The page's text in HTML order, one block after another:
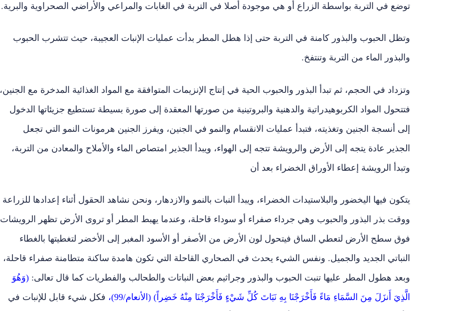
توضع في التربة بواسطة الزراع أو هي موجودة أصلا في التربة في الغابات والمراعي والأراضي الصحراوية والبرية.
وتظل الحبوب والبذور كامنة في التربة حتى إذا هطل المطر بدأت عمليات الإنبات العجيبة، حيث تتشرب الحبوب
والبذور الماء من التربة وتنتفخ.
وتزداد في الحجم، ثم تبدأ البذور والحبوب الحية في إنتاج الإنزيمات المتوافقة مع المواد الغذائية المدخرة مع الجنين،
فتتحول المواد الكربوهيدراتية والدهنية والبروتينية من صورتها المعقدة إلى صورة بسيطة تستطيع جزيئاتها الدخول
إلى أنسجة الجنين وتغذيته، فتبدأ عمليات الانقسام والنمو في الجنين، ويفرز الجنين هرمونات النمو التي تجعل
الجذير عادة يتجه إلى الأرض والرويشة تتجه إلى الهواء، ويبدأ الجذير امتصاص الماء والأملاح والمعادن من التربة،
وتبدأ الرويشة إعطاء الأوراق الخضراء بعد أن
يتكون فيها اليخضور والبلاستيدات الخضراء، ويبدأ النبات بالنمو والازدهار، ونحن نشاهد الحقول أثناء إعدادها للزراعة
ووقت بذر البذور والحبوب وهي جرداء صفراء أو سوداء قاحلة، وعندما يهبط المطر أو تروى الأرض تظهر الرويشات
فوق سطح الأرض لتعطي الساق فيتحول لون الأرض من الأصفر أو الأسود المغبر إلى الأخضر لتغطيتها بالغطاء
النباتي الجديد والجميل. ونفس الشيء يحدث في الصحاري القاحلة التي تكون هامدة ساكنة متطامنة صفراء قاحلة،
وبعد هطول المطر عليها تنبت الحبوب والبذور وجراثيم بعض النباتات والطحالب والفطريات كما قال تعالى: (وَهُوَ
الَّذِيَ أَنزَلَ مِنَ السَّمَاءِ مَاءً فَأَخْرَجْنَا بِهِ نَبَاتَ كُلِّ شَيْءٍ فَأَخْرَجْنَا مِنْهُ خَضِراً) (الأنعام/99)،
فكل شيء قابل للإنبات في